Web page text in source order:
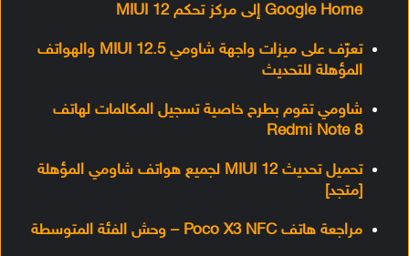
Google Home إلى مركز تحكم MIUI 12
تعرّف على ميزات واجهة شاومي MIUI 12.5 والهواتف
المؤهلة للتحديث
شاومي تقوم بطرح خاصية تسجيل المكالمات لهاتف
Redmi Note 8
تحميل تحديث MIUI 12 لجميع هواتف شاومي المؤهلة
[متجد]
مراجعة هاتف Poco X3 NFC – وحش الفئة المتوسطة